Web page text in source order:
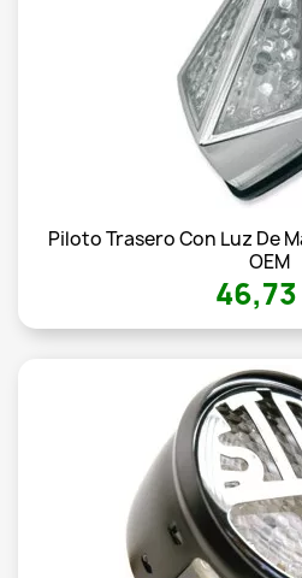
Piloto Trasero Con Luz De
OEM